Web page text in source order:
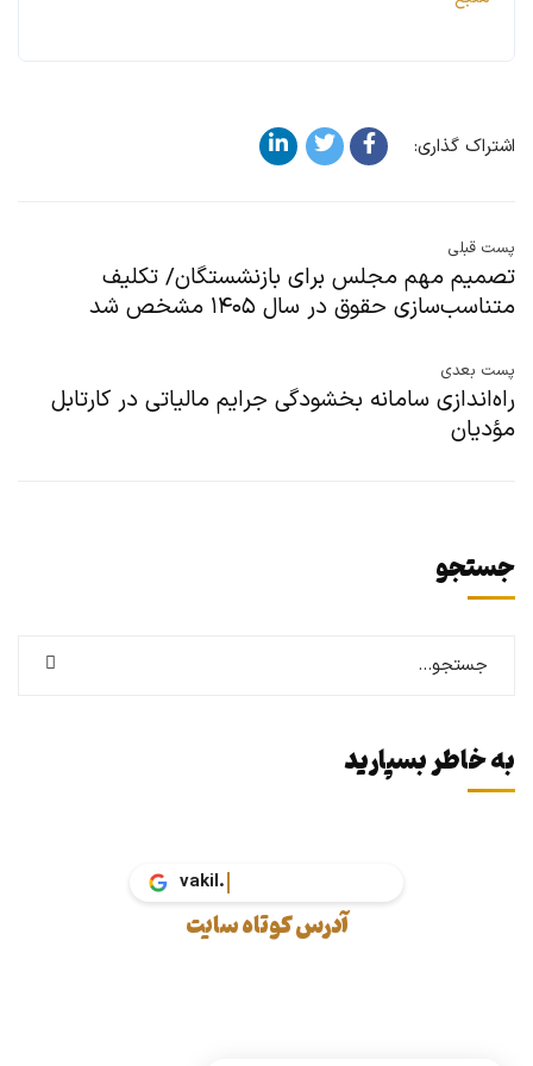
اشتراک گذاری:
پست قبلی
تصمیم مهم مجلس برای بازنشستگان/ تکلیف
متناسب‌سازی حقوق در سال ۱۴۰۵ مشخص شد
پست بعدی
راه‌اندازی سامانه بخشودگی جرایم مالیاتی در کارتابل
مؤدیان
جستجو
به خاطر بسپارید
آدرس کوتاه سایت